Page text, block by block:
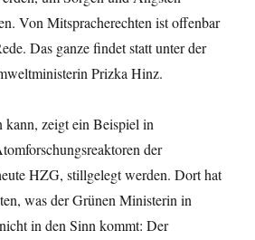
Von Mitspracherechten ist offenbar
Das ganze findet statt unter der
Prizka Hinz.
kann, zeigt ein Beispiel in
der
HZG, stillgelegt werden. Dort hat
was der Grünen Ministerin in
in den Sinn kommt: Der